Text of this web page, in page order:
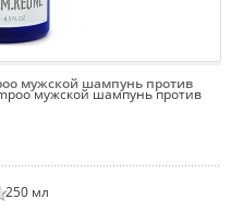
мужской шампунь против
250 мл
мужской шампунь против